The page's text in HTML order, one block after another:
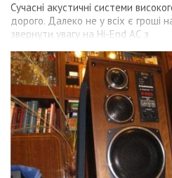
Сучасні акустичні системи
дорого. Далеко не у всіх є гроші
звернути увагу на Hi-End АС з